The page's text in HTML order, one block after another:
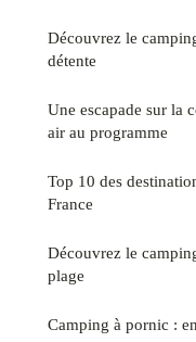
Découvrez le
détente
Une escapade sur la
air au programme
Top 10 des
France
Découvrez le
plage
Camping à pornic :